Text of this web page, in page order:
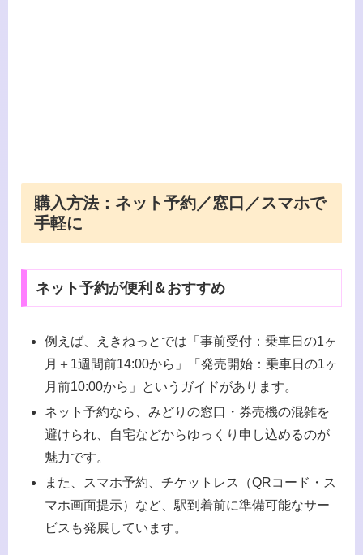
購入方法：ネット予約／窓口／スマホで
手軽に
ネット予約が便利＆おすすめ
例えば、えきねっとでは「事前受付：乗車日の1ヶ
月＋1週間前14:00から」「発売開始：乗車日の1ヶ
月前10:00から」というガイドがあります。
ネット予約なら、みどりの窓口・券売機の混雑を
避けられ、自宅などからゆっくり申し込めるのが
魅力です。
また、スマホ予約、チケットレス（QRコード・ス
マホ画面提示）など、駅到着前に準備可能なサー
ビスも発展しています。